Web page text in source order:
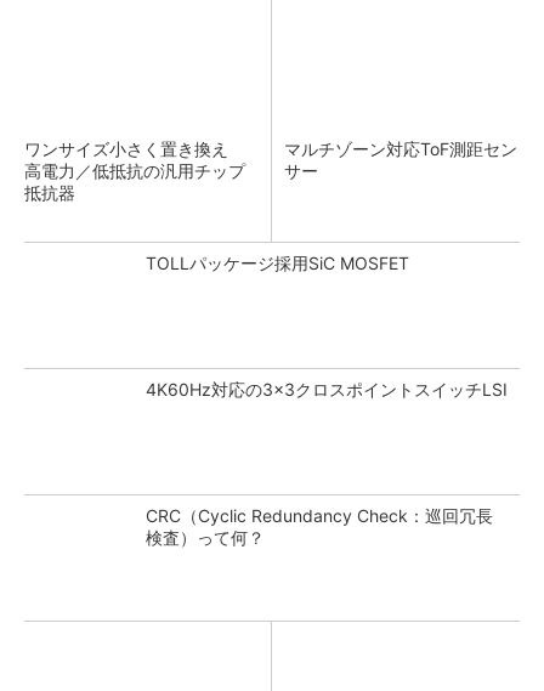
ワンサイズ小さく置き換え
高電力／低抵抗の汎用チップ
抵抗器
マルチゾーン対応ToF測距セン
サー
TOLLパッケージ採用SiC MOSFET
4K60Hz対応の3×3クロスポイントスイッチLSI
CRC（Cyclic Redundancy Check：巡回冗長
検査）って何？